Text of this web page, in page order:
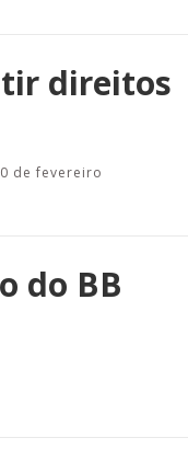
direitos
de fevereiro
do BB